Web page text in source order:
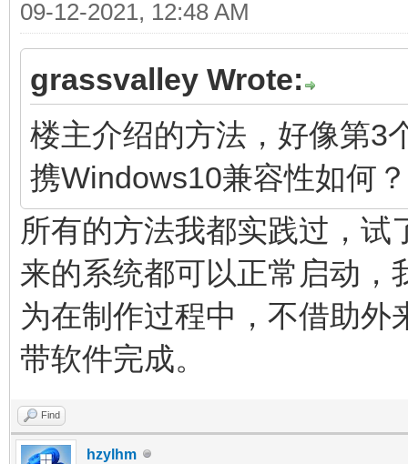
09-12-2021, 12:48 AM
grassvalley Wrote:
楼主介绍的方法，好像第3
携Windows10兼容性如何？
所有的方法我都实践过，
来的系统都可以正常启动，
为在制作过程中，不借助
带软件完成。
Find
hzylhm